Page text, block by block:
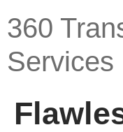
360
Services